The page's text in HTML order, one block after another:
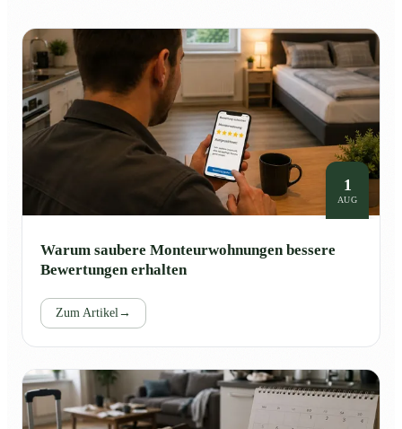
1
AUG
Warum saubere Monteurwohnungen bessere
Bewertungen erhalten
Zum Artikel→